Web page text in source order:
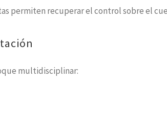
permiten recuperar el control sobre el
multidisciplinar: